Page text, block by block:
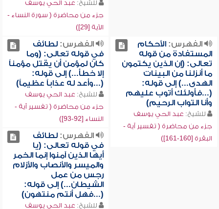
للشيخ: عبد الحي يوسف
جزء من محاضرة ( سورة النساء -
الآية [29])
الفهرس:الأحكام
المستفادة من قوله
تعالى: (إن الذين يكتمون
ما أنزلنا من البينات
الهدى...) إلى قوله:
(...فأولئك أتوب عليهم
وأنا التواب الرحيم)
للشيخ: عبد الحي يوسف
جزء من محاضرة ( تفسير آية -
البقرة [160-161])
الفهرس:لطائف
في قوله تعالى: (وما
كان لمؤمن أن يقتل مؤمناً
إلا خطأ...) إلى قوله:
(...وأعد له عذاباً عظيماً)
للشيخ: عبد الحي يوسف
جزء من محاضرة ( تفسير آية -
النساء [92-93])
الفهرس:لطائف
في قوله تعالى: (يا
أيها الذين آمنوا إنما الخمر
والميسر والأنصاب والأزلام
رجس من عمل
الشيطان...) إلى قوله:
(...فهل أنتم منتهون)
للشيخ: عبد الحي يوسف